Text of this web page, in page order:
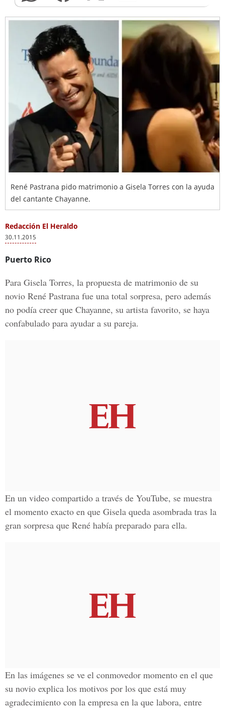
René Pastrana pido matrimonio a Gisela Torres con la ayuda
del cantante Chayanne.
Redacción El Heraldo
30.11.2015
Puerto Rico
Para Gisela Torres, la propuesta de matrimonio de su
novio René Pastrana fue una total sorpresa, pero además
no podía creer que Chayanne, su artista favorito, se haya
confabulado para ayudar a su pareja.
En un video compartido a través de YouTube, se muestra
el momento exacto en que Gisela queda asombrada tras la
gran sorpresa que René había preparado para ella.
En las imágenes se ve el conmovedor momento en el que
su novio explica los motivos por los que está muy
agradecimiento con la empresa en la que labora, entre